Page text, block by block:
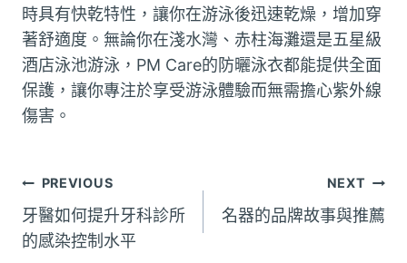
時具有快乾特性，讓你在游泳後迅速乾燥，增加穿
著舒適度。無論你在淺水灣、赤柱海灘還是五星級
酒店泳池游泳，PM Care的防曬泳衣都能提供全面
保護，讓你專注於享受游泳體驗而無需擔心紫外線
傷害。
文
章
PREVIOUS
牙醫如何提升牙科診所
的感染控制水平
NEXT
名器的品牌故事與推薦